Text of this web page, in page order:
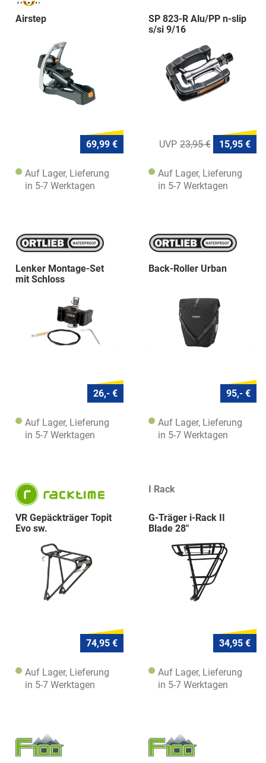
Airstep
69,99 €
Auf Lager, Lieferung
in 5-7 Werktagen
SP 823-R Alu/PP n-slip
s/si 9/16
23,95 € 15,95 €
Auf Lager, Lieferung
in 5-7 Werktagen
Lenker Montage-Set
mit Schloss
26,- €
Auf Lager, Lieferung
in 5-7 Werktagen
Back-Roller Urban
95,- €
Auf Lager, Lieferung
in 5-7 Werktagen
VR Gepäckträger Topit
Evo sw.
74,95 €
Auf Lager, Lieferung
in 5-7 Werktagen
I Rack
G-Träger i-Rack II
Blade 28"
34,95 €
Auf Lager, Lieferung
in 5-7 Werktagen